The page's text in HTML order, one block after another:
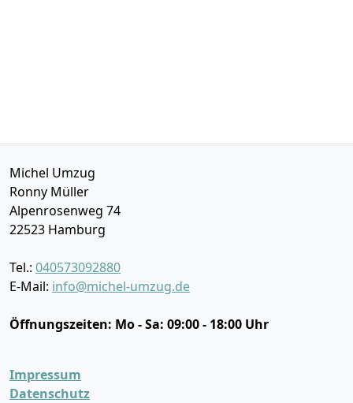
Michel Umzug
Ronny Müller
Alpenrosenweg 74
22523 Hamburg
Tel.: 040573092880
E-Mail: info@michel-umzug.de
Öffnungszeiten: Mo - Sa: 09:00 - 18:00 Uhr
Impressum
Datenschutz